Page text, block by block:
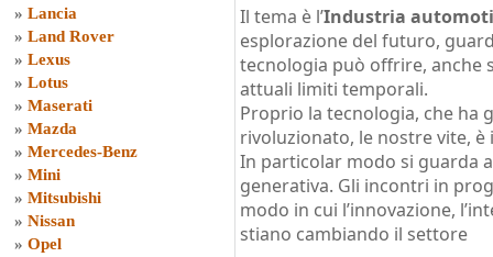
» Lancia
» Land Rover
» Lexus
» Lotus
» Maserati
» Mazda
» Mercedes-Benz
» Mini
» Mitsubishi
» Nissan
» Opel
Il tema è l’Industria
esplorazione del futuro,
tecnologia può offrire, anche
attuali limiti temporali.
Proprio la tecnologia, che ha
rivoluzionato, le nostre vite, è
In particolar modo si guarda
generativa. Gli incontri in
modo in cui l’innovazione,
stiano cambiando il settore